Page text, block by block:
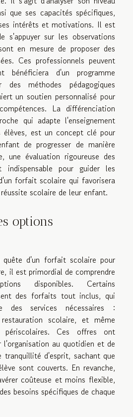
que ses capacités spécifiques,
intérêts et motivations. Il est
s'appuyer sur les observations
en mesure de proposer des
Ces professionnels peuvent
bénéficiera d'un programme
méthodes pédagogiques
un soutien personnalisé pour
La différenciation
qui adapte l'enseignement
élèves, est un concept clé pour
de progresser de manière
une évaluation rigoureuse des
indispensable pour guider les
forfait scolaire qui favorisera
scolaire de leur enfant.
options
quête d'un forfait scolaire pour
il est primordial de comprendre
disponibles. Certains
des forfaits tout inclus, qui
des services nécessaires :
scolaire, et même
Ces offres ont
l'organisation au quotidien et de
tranquillité d'esprit, sachant que
sont couverts. En revanche,
coûteuse et moins flexible,
besoins spécifiques de chaque